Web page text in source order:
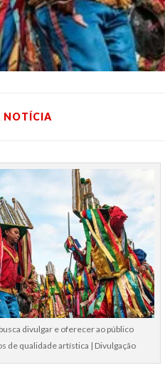
NOTÍCIA
divulgar e oferecer ao público
de qualidade artística | Divulgação